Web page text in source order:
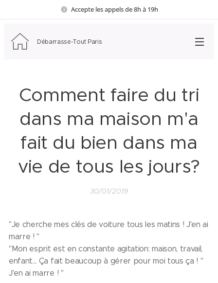
Accepte les appels de 8h à 19h
Débarrasse-Tout Paris
Comment faire du tri
dans ma maison m'a
fait du bien dans ma
vie de tous les jours?
30/01/2019
"Je cherche mes clés de voiture tous les matins ! J'en ai
marre ! "
"Mon esprit est en constante agitation: maison, travail,
enfant... Ça fait beaucoup à gérer pour moi tous ça ! "
J'en ai marre ! "